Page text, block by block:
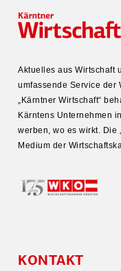
Aktuelles aus Wirtschaft
umfas­sende Service der
„Kärntner Wirtschaft“
Kärntens Unter­nehmen
werben, wo es wirkt. Die
Medium der
KONTAKT